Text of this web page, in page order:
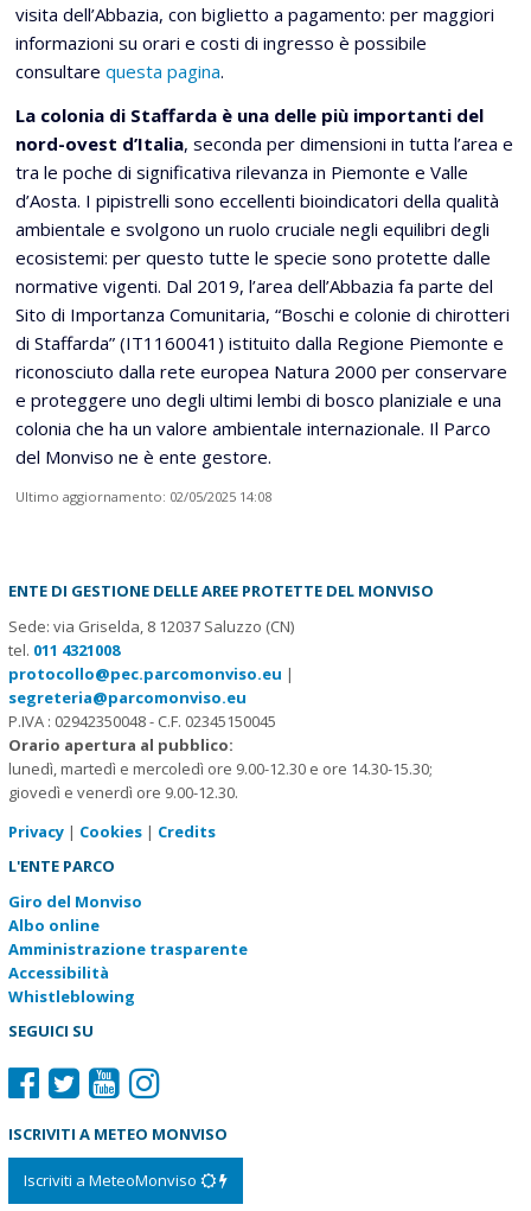
visita dell’Abbazia, con biglietto a pagamento: per maggiori
informazioni su orari e costi di ingresso è possibile
consultare questa pagina.
La colonia di Staffarda è una delle più importanti del
nord-ovest d’Italia, seconda per dimensioni in tutta l’area e
tra le poche di significativa rilevanza in Piemonte e Valle
d’Aosta. I pipistrelli sono eccellenti bioindicatori della qualità
ambientale e svolgono un ruolo cruciale negli equilibri degli
ecosistemi: per questo tutte le specie sono protette dalle
normative vigenti. Dal 2019, l’area dell’Abbazia fa parte del
Sito di Importanza Comunitaria, “Boschi e colonie di chirotteri
di Staffarda” (IT1160041) istituito dalla Regione Piemonte e
riconosciuto dalla rete europea Natura 2000 per conservare
e proteggere uno degli ultimi lembi di bosco planiziale e una
colonia che ha un valore ambientale internazionale. Il Parco
del Monviso ne è ente gestore.
Ultimo aggiornamento: 02/05/2025 14:08
ENTE DI GESTIONE DELLE AREE PROTETTE DEL MONVISO
Sede: via Griselda, 8 12037 Saluzzo (CN)
tel. 011 4321008
protocollo@pec.parcomonviso.eu |
segreteria@parcomonviso.eu
P.IVA : 02942350048 - C.F. 02345150045
Orario apertura al pubblico:
lunedì, martedì e mercoledì ore 9.00-12.30 e ore 14.30-15.30;
giovedì e venerdì ore 9.00-12.30.
Privacy| Cookies| Credits
L'ENTE PARCO
Giro del Monviso
Albo online
Amministrazione trasparente
Accessibilità
Whistleblowing
SEGUICI SU
ISCRIVITI A METEO MONVISO
Iscriviti a MeteoMonviso